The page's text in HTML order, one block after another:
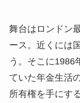
舞台はロンドン
ース。近くには
う。そこに1986
ていた年金生活
所有権を手にす